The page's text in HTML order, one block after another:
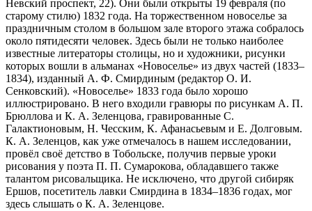
Невский проспект, 22). Они были открыты 19 февраля (по
старому стилю) 1832 года. На торжественном новоселье за
праздничным столом в большом зале второго этажа собралось
около пятидесяти человек. Здесь были не только наиболее
известные литераторы столицы, но и художники, рисунки
которых вошли в альманах «Новоселье» из двух частей (1833–
1834), изданный А. Ф. Смирдиным (редактор О. И.
Сенковский). «Новоселье» 1833 года было хорошо
иллюстрировано. В него входили гравюры по рисункам А. П.
Брюллова и К. А. Зеленцова, гравированные С.
Галактионовым, Н. Чесским, К. Афанасьевым и Е. Долговым.
К. А. Зеленцов, как уже отмечалось в нашем исследовании,
провёл своё детство в Тобольске, получив первые уроки
рисования у поэта П. П. Сумарокова, обладавшего также
талантом рисовальщика. Не исключено, что другой сибиряк
Ершов, посетитель лавки Смирдина в 1834–1836 годах, мог
здесь слышать о К. А. Зеленцове.